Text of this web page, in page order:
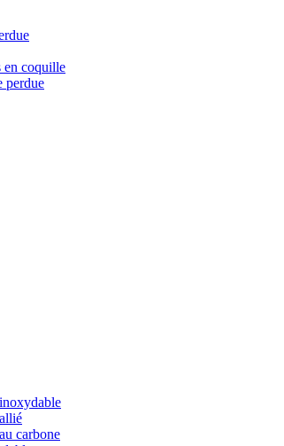
en coquille
perdue
carbone